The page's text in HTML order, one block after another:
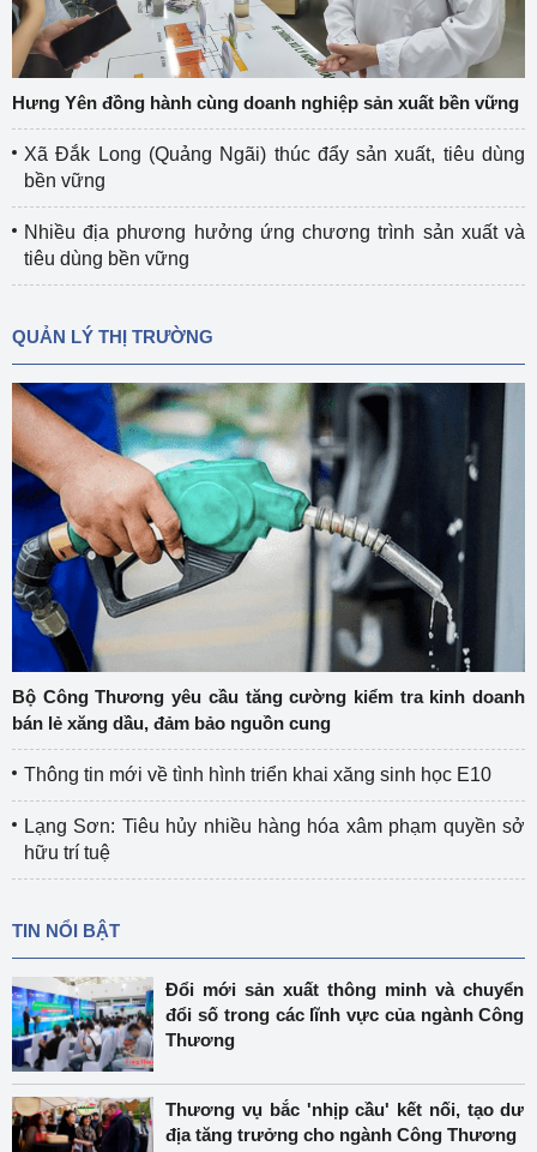
Hưng Yên đồng hành cùng doanh nghiệp sản xuất bền vững
Xã Đắk Long (Quảng Ngãi) thúc đẩy sản xuất, tiêu dùng
bền vững
Nhiều địa phương hưởng ứng chương trình sản xuất và
tiêu dùng bền vững
QUẢN LÝ THỊ TRƯỜNG
Bộ Công Thương yêu cầu tăng cường kiểm tra kinh doanh
bán lẻ xăng dầu, đảm bảo nguồn cung
Thông tin mới về tình hình triển khai xăng sinh học E10
Lạng Sơn: Tiêu hủy nhiều hàng hóa xâm phạm quyền sở
hữu trí tuệ
TIN NỔI BẬT
Đổi mới sản xuất thông minh và chuyển
đổi số trong các lĩnh vực của ngành Công
Thương
Thương vụ bắc 'nhịp cầu' kết nối, tạo dư
địa tăng trưởng cho ngành Công Thương